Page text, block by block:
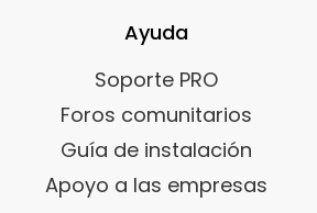
Ayuda
Soporte PRO
Foros comunitarios
Guía de instalación
Apoyo a las empresas